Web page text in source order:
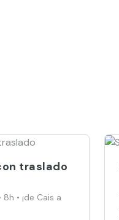
traslado
• ¡de Cais a